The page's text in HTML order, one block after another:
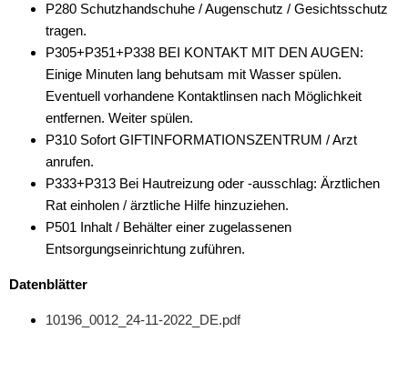
P280 Schutzhandschuhe / Augenschutz / Gesichtsschutz
tragen.
P305+P351+P338 BEI KONTAKT MIT DEN AUGEN:
Einige Minuten lang behutsam mit Wasser spülen.
Eventuell vorhandene Kontaktlinsen nach Möglichkeit
entfernen. Weiter spülen.
P310 Sofort GIFTINFORMATIONSZENTRUM / Arzt
anrufen.
P333+P313 Bei Hautreizung oder -ausschlag: Ärztlichen
Rat einholen / ärztliche Hilfe hinzuziehen.
P501 Inhalt / Behälter einer zugelassenen
Entsorgungseinrichtung zuführen.
Datenblätter
10196_0012_24-11-2022_DE.pdf